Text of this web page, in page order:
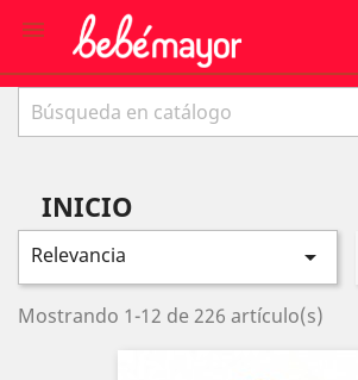

INICIO
Relevancia 
Mostrando 1-12 de 226 artículo(s)